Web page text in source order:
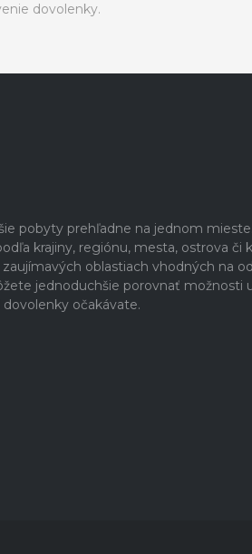
dovolenky.
pobyty prehľadne na jednom
krajiny, regiónu, mesta, ostrova či
oblastiach vhodných na
jednoduchšie porovnať možnosti
očakávate.